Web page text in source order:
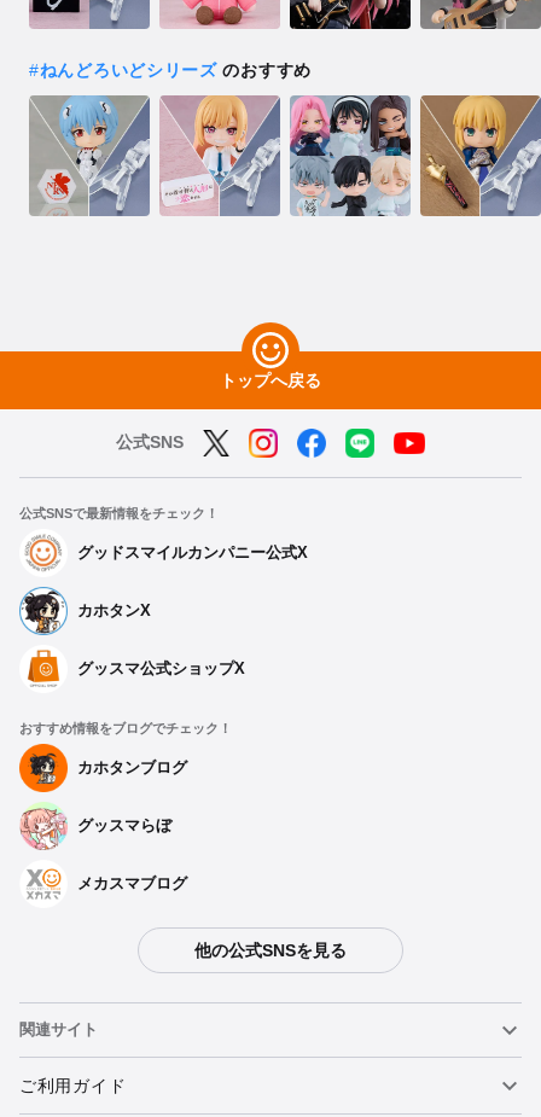
#ねんどろいどシリーズのおすすめ
トップへ戻る
公式SNS
公式SNSで最新情報をチェック！
グッドスマイルカンパニー公式X
カホタンX
グッスマ公式ショップX
おすすめ情報をブログでチェック！
カホタンブログ
グッスマらぼ
メカスマブログ
他の公式SNSを見る
関連サイト
ねんどろいど
ご利用ガイド